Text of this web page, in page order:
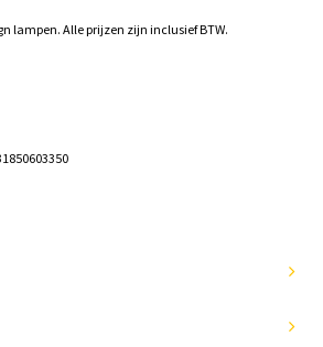
lampen. Alle prijzen zijn inclusief BTW.